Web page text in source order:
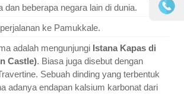
dan beberapa negara lain di dunia.
ke Pamukkale.
adalah mengunjungi Istana Kapas di
Castle). Biasa juga disebut dengan
Sebuah dinding yang terbentuk
adanya endapan kalsium karbonat dari